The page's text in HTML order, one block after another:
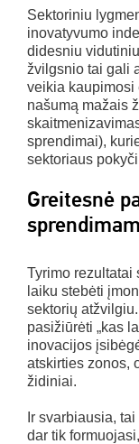
Sektoriniu
inovatyvumo
didesniu
žvilgsnio tai gali
veikia kaupimosi
našumą mažais
sprendimai),
sektoriaus
Greitesnė
Tyrimo rezultatai
laiku stebėti
sektorių
pasižiūrėti „kas
inovacijos
atskirties zonos,
židiniai.
Ir svarbiausia,
dar tik